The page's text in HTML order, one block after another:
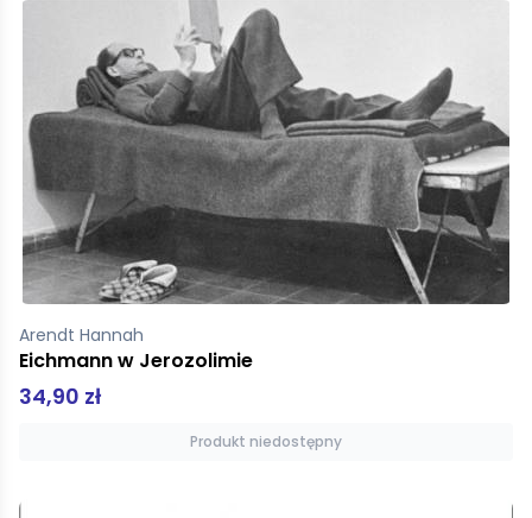
Arendt Hannah
Eichmann w Jerozolimie
34,90 zł
Produkt niedostępny